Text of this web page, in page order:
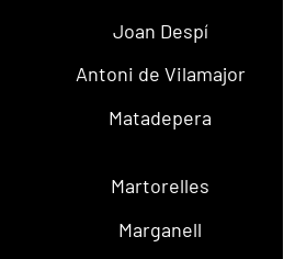
Joan Despí
Antoni de Vilamajor
Matadepera
Martorelles
Marganell